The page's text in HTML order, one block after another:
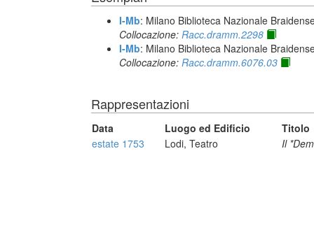
I-Mb: Milano Biblioteca Nazionale
Collocazione: Racc.dramm.2298
I-Mb: Milano Biblioteca Nazionale
Collocazione: Racc.dramm.6076.03
Rappresentazioni
Data Luogo ed Edificio
Titolo
estate 1753
Lodi, Teatro Il